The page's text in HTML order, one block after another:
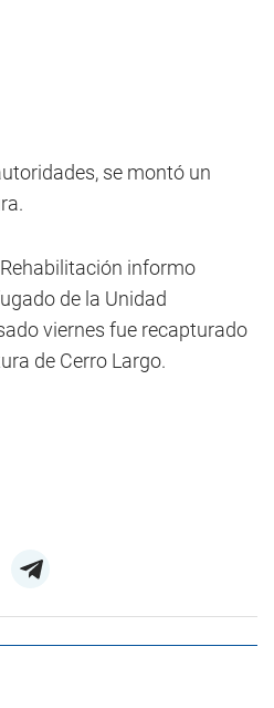
se montó un
informo
de la Unidad
viernes fue recapturado
de Cerro Largo.